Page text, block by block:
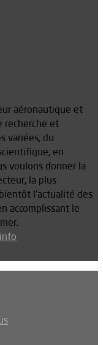
aéronautique et
recherche et
variées, du
en
voulons donner la
la plus
l’actualité des
accomplissant le